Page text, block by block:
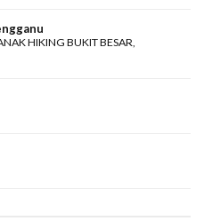
HIKING BUKIT BESAR,